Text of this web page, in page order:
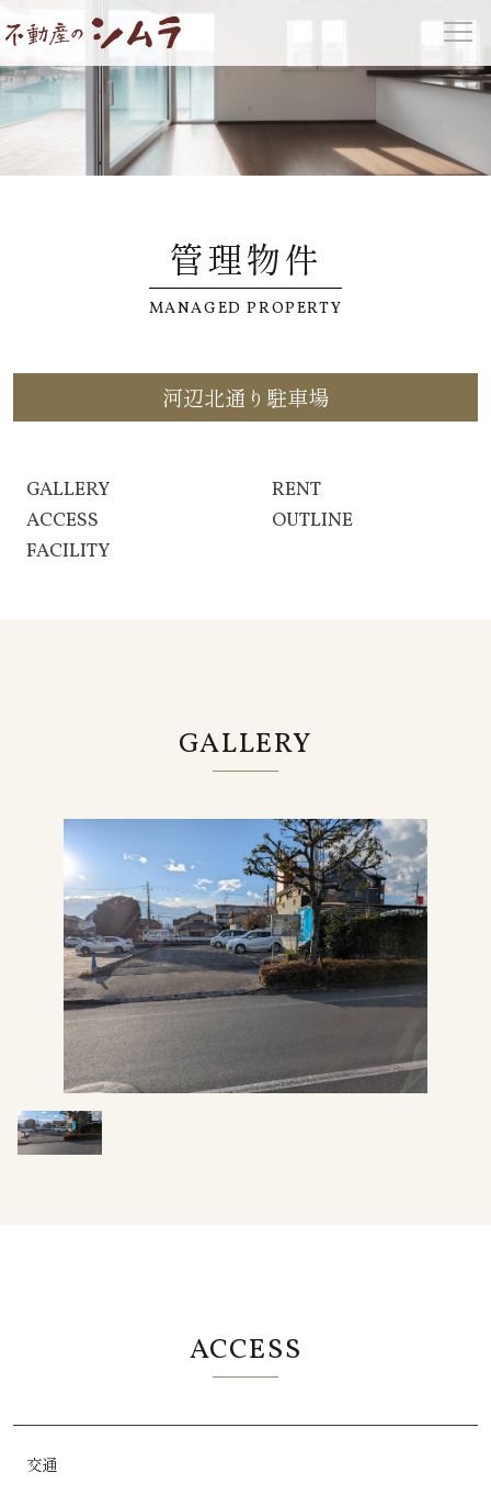
管理物件
MANAGED PROPERTY
河辺北通り駐車場
GALLERY
RENT
ACCESS
OUTLINE
FACILITY
GALLERY
ACCESS
交通